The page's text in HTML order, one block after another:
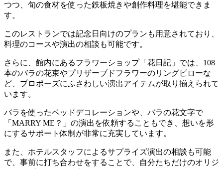
つつ、旬の食材を使った鉄板焼きや創作料理を堪能できま
す。
このレストランでは記念日向けのプランも用意されており、
料理のコースや演出の相談も可能です。
さらに、館内にあるフラワーショップ「花日記」では、108
本のバラの花束やプリザーブドフラワーのリングピローな
ど、プロポーズにふさわしい演出アイテムが取り揃えられて
います。
バラを使ったベッドデコレーションや、バラの花文字で
「MARRY ME？」の演出を依頼することもでき、想いを形
にするサポート体制が非常に充実しています。
また、ホテルスタッフによるサプライズ演出の相談も可能
で、事前に打ち合わせをすることで、自分たちだけのオリジ